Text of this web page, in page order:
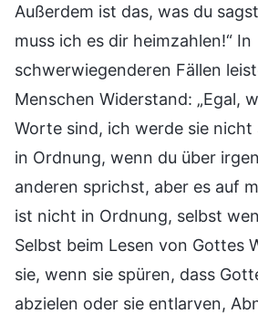
Außerdem ist das, was du
muss ich es dir heimzahlen!“ In
schwerwiegenderen Fällen
Menschen Widerstand: „Egal,
Worte sind, ich werde sie nicht
in Ordnung, wenn du über
anderen sprichst, aber es auf
ist nicht in Ordnung, selbst
Selbst beim Lesen von Gottes
sie, wenn sie spüren, dass
abzielen oder sie entlarven,